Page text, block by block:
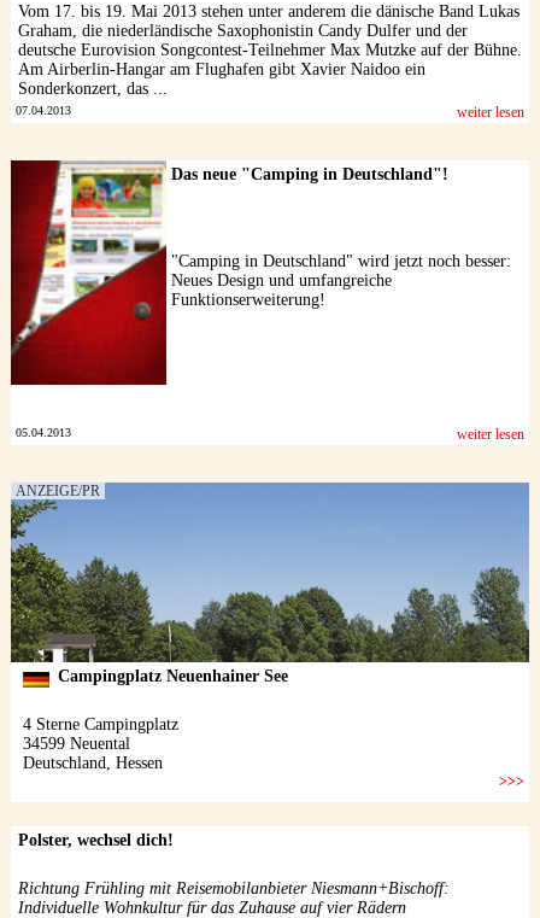
Vom 17. bis 19. Mai 2013 stehen unter anderem die dänische Band Lukas
Graham, die niederländische Saxophonistin Candy Dulfer und der
deutsche Eurovision Songcontest-Teilnehmer Max Mutzke auf der Bühne.
Am Airberlin-Hangar am Flughafen gibt Xavier Naidoo ein
Sonderkonzert, das ...
07.04.2013 weiter lesen
Das neue "Camping in Deutschland"!
"Camping in Deutschland" wird jetzt noch besser:
Neues Design und umfangreiche
Funktionserweiterung!
05.04.2013 weiter lesen
Polster, wechsel dich!
Richtung Frühling mit Reisemobilanbieter Niesmann+Bischoff:
Individuelle Wohnkultur für das Zuhause auf vier Rädern